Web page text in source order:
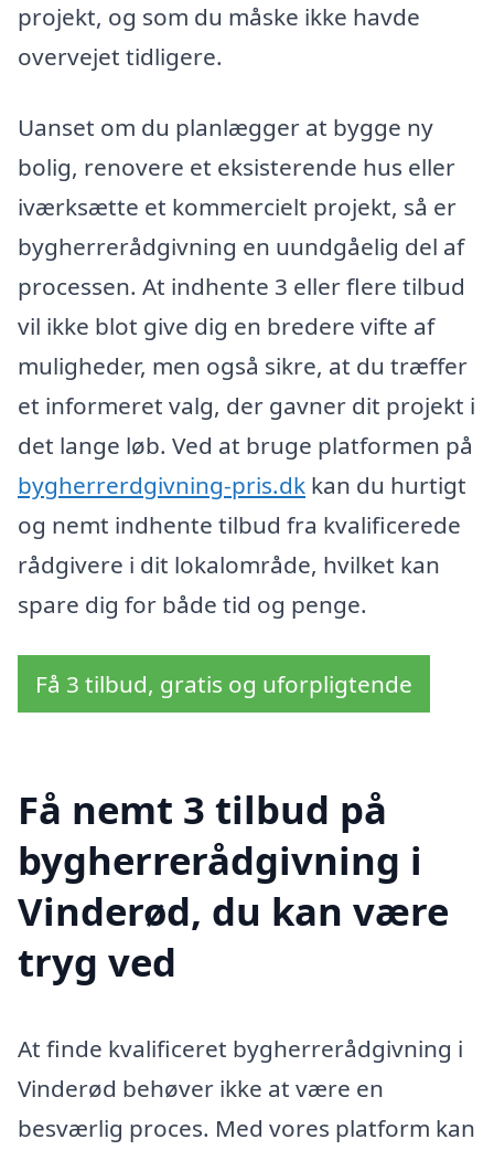
projekt, og som du måske ikke havde
overvejet tidligere.
Uanset om du planlægger at bygge ny
bolig, renovere et eksisterende hus eller
iværksætte et kommercielt projekt, så er
bygherrerådgivning en uundgåelig del af
processen. At indhente 3 eller flere tilbud
vil ikke blot give dig en bredere vifte af
muligheder, men også sikre, at du træffer
et informeret valg, der gavner dit projekt i
det lange løb. Ved at bruge platformen på
bygherrerdgivning-pris.dk kan du hurtigt
og nemt indhente tilbud fra kvalificerede
rådgivere i dit lokalområde, hvilket kan
spare dig for både tid og penge.
Få 3 tilbud, gratis og uforpligtende
Få nemt 3 tilbud på
bygherrerådgivning i
Vinderød, du kan være
tryg ved
At finde kvalificeret bygherrerådgivning i
Vinderød behøver ikke at være en
besværlig proces. Med vores platform kan